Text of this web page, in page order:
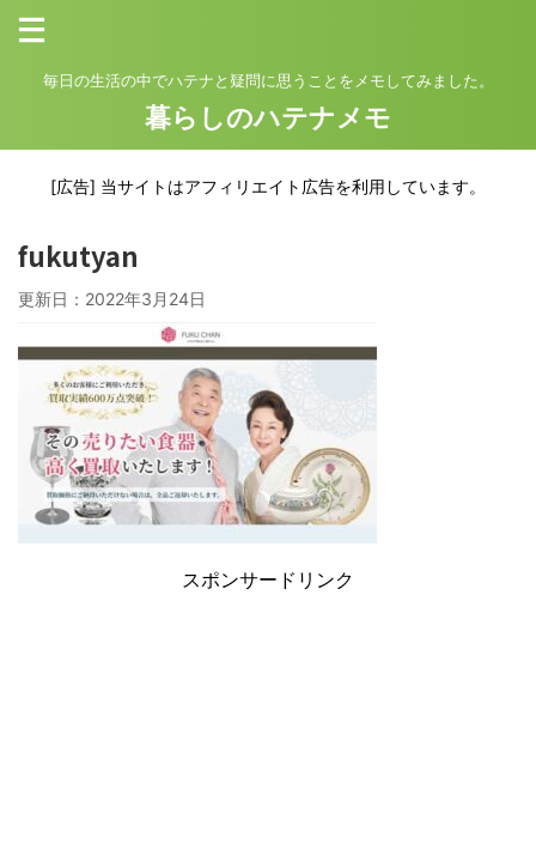
毎日の生活の中でハテナと疑問に思うことをメモしてみました。
暮らしのハテナメモ
[広告] 当サイトはアフィリエイト広告を利用しています。
fukutyan
更新日： 2022年3月24日
スポンサードリンク